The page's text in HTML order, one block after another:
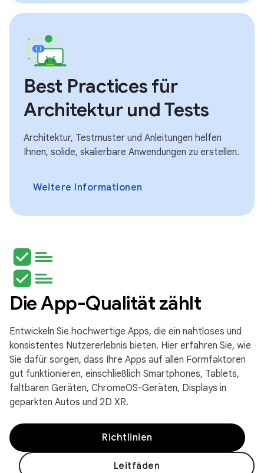
Best Practices für
Architektur und Tests
Architektur, Testmuster und Anleitungen helfen
Ihnen, solide, skalierbare Anwendungen zu erstellen.
Weitere Informationen
Die App-Qualität zählt
Entwickeln Sie hochwertige Apps, die ein nahtloses und
konsistentes Nutzererlebnis bieten. Hier erfahren Sie, wie
Sie dafür sorgen, dass Ihre Apps auf allen Formfaktoren
gut funktionieren, einschließlich Smartphones, Tablets,
faltbaren Geräten, ChromeOS-Geräten, Displays in
geparkten Autos und 2D XR.
Richtlinien
Leitfäden